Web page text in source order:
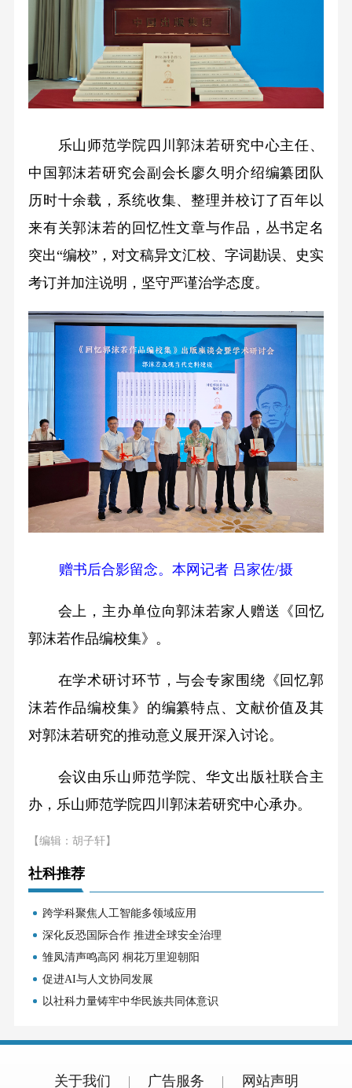
乐山师范学院四川郭沫若研究中心主任、
中国郭沫若研究会副会长廖久明介绍编纂团队
历时十余载，系统收集、整理并校订了百年以
来有关郭沫若的回忆性文章与作品，丛书定名
突出“编校”，对文稿异文汇校、字词勘误、史实
考订并加注说明，坚守严谨治学态度。
赠书后合影留念。本网记者 吕家佐/摄
会上，主办单位向郭沫若家人赠送《回忆
郭沫若作品编校集》。
在学术研讨环节，与会专家围绕《回忆郭
沫若作品编校集》的编纂特点、文献价值及其
对郭沫若研究的推动意义展开深入讨论。
会议由乐山师范学院、华文出版社联合主
办，乐山师范学院四川郭沫若研究中心承办。
【编辑：胡子轩】
社科推荐
跨学科聚焦人工智能多领域应用
深化反恐国际合作 推进全球安全治理
雏凤清声鸣高冈 桐花万里迎朝阳
促进AI与人文协同发展
以社科力量铸牢中华民族共同体意识
关于我们 广告服务 网站声明